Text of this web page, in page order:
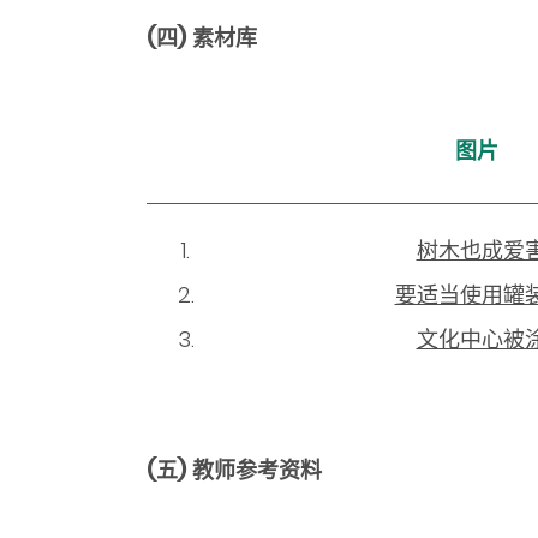
(四) 素材库
图片
树木也成爱
要适当使用罐
文化中心被
(五) 教师参考资料